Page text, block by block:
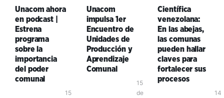
Programas
Nacionales
de
Formación
de
la
Unacom
Producción
y
Aprendizaje
Rector
Arreaza
del
1er
Encuentro
UPAC
Unacom ahora
en podcast |
Estrena
programa
sobre la
importancia
del poder
comunal
15
Unacom
impulsa 1er
Encuentro de
Unidades de
Producción y
Aprendizaje
Comunal
15
de
Científica
venezolana:
En las abejas,
las comunas
pueden hallar
claves para
fortalecer sus
procesos
14